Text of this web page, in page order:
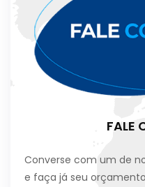
FALE
Converse com um de
e faça já seu